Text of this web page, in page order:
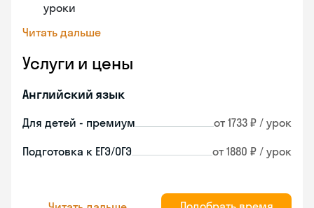
уроки
Читать дальше
Услуги и цены
Английский язык
Для детей - премиум от 1733 ₽ / урок
Подготовка к ЕГЭ/ОГЭ от 1880 ₽ / урок